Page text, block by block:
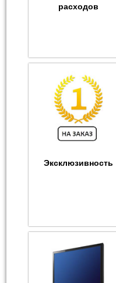
расходов
Эксклюзивность